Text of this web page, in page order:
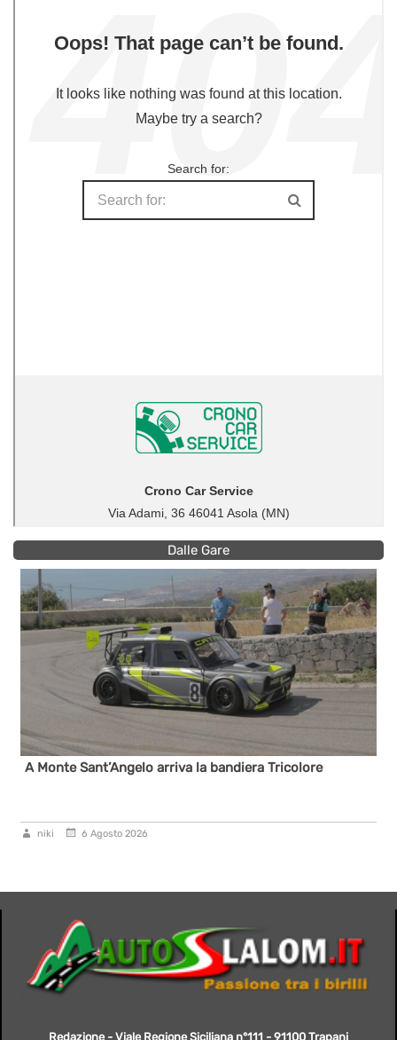
Dalle Gare
A Monte Sant’Angelo arriva la bandiera Tricolore
niki 6 Agosto 2026
Redazione - Viale Regione Siciliana n°111 - 91100 Trapani